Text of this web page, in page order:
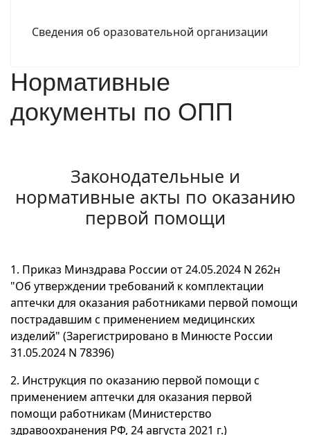
Сведения об оразовательной организации
Нормативные
документы по ОПП
Законодательные и
нормативные акты по оказанию
первой помощи
1. Приказ Минздрава России от 24.05.2024 N 262н
"Об утверждении требований к комплектации
аптечки для оказания работниками первой помощи
пострадавшим с применением медицинских
изделий" (Зарегистрировано в Минюсте России
31.05.2024 N 78396)
2. Инструкция по оказанию первой помощи с
применением аптечки для оказания первой
помощи работникам (Министерство
здравоохранения РФ, 24 августа 2021 г.)